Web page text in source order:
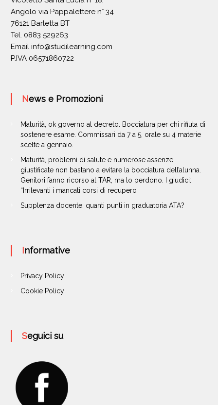
Angolo via Pappalettere n° 34
76121 Barletta BT
Tel. 0883 529263
Email info@studilearning.com
P.IVA 06571860722
News e Promozioni
Maturità, ok governo al decreto. Bocciatura per chi rifiuta di
sostenere esame. Commissari da 7 a 5, orale su 4 materie
scelte a gennaio.
Maturità, problemi di salute e numerose assenze
giustificate non bastano a evitare la bocciatura dell’alunna.
Genitori fanno ricorso al TAR, ma lo perdono. I giudici:
“Irrilevanti i mancati corsi di recupero
Supplenza docente: quanti punti in graduatoria ATA?
Informative
Privacy Policy
Cookie Policy
Seguici su